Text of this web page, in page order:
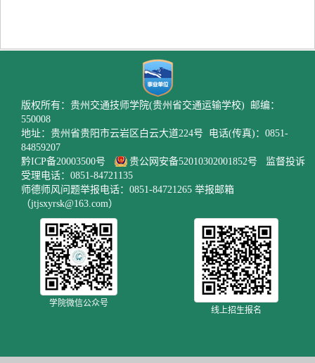
版权所有：贵州交通技师学院(贵州省交通运输学校) 邮编：
550008
地址：贵州省贵阳市云岩区白云大道224号 电话(传真)：0851-
84859207
黔ICP备20003500号
贵公网安备52010302001852号
监督投诉
受理电话：0851-84721135
师德师风问题举报电话：0851-84721265 举报邮箱
（jtjsxyrsk@163.com）
学院微信公众号
线上招生报名